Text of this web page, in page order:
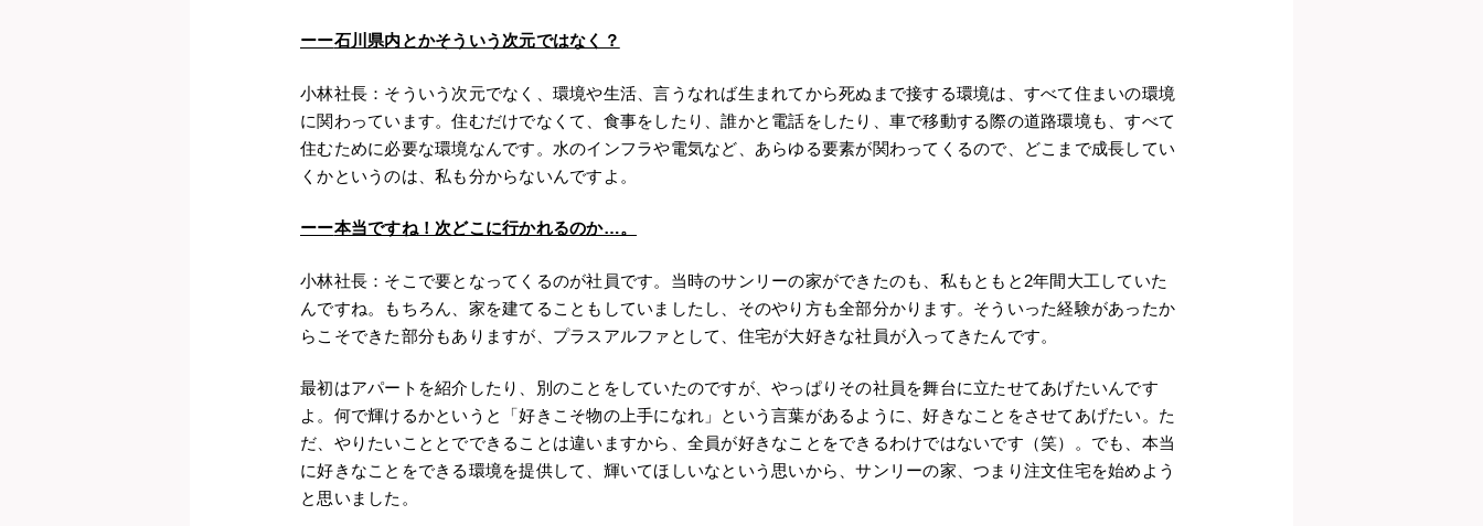
ーー石川県内とかそういう次元ではなく？
小林社長：そういう次元でなく、環境や生活、言うなれば生まれてから死ぬまで接する環境は、すべて住まいの環境
に関わっています。住むだけでなくて、食事をしたり、誰かと電話をしたり、車で移動する際の道路環境も、すべて
住むために必要な環境なんです。水のインフラや電気など、あらゆる要素が関わってくるので、どこまで成長してい
くかというのは、私も分からないんですよ。
ーー本当ですね！次どこに行かれるのか…。
小林社長：そこで要となってくるのが社員です。当時のサンリーの家ができたのも、私もともと2年間大工していた
んですね。もちろん、家を建てることもしていましたし、そのやり方も全部分かります。そういった経験があったか
らこそできた部分もありますが、プラスアルファとして、住宅が大好きな社員が入ってきたんです。
最初はアパートを紹介したり、別のことをしていたのですが、やっぱりその社員を舞台に立たせてあげたいんです
よ。何で輝けるかというと「好きこそ物の上手になれ」という言葉があるように、好きなことをさせてあげたい。た
だ、やりたいこととでできることは違いますから、全員が好きなことをできるわけではないです（笑）。でも、本当
に好きなことをできる環境を提供して、輝いてほしいなという思いから、サンリーの家、つまり注文住宅を始めよう
と思いました。